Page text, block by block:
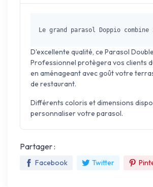
Le grand parasol Doppio
D'excellente qualité, ce Parasol Double
Professionnel protègera vos clients
en aménageant avec goût votre
de restaurant.
Différents coloris et dimensions
personnaliser votre parasol.
Partager :
Facebook Twitter